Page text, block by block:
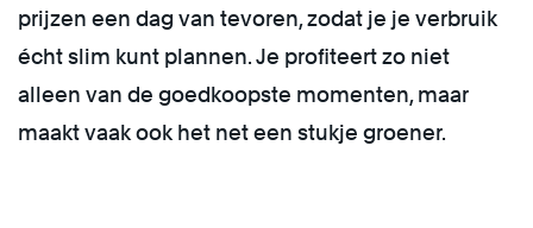
prijzen een dag van tevoren, zodat je je verbruik
écht slim kunt plannen. Je profiteert zo niet
alleen van de goedkoopste momenten, maar
maakt vaak ook het net een stukje groener.